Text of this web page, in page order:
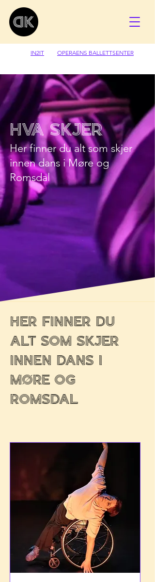
OPERAENS BALLETTSENTER
IN2IT
hva skjer
Her finner du alt som skjer
innen dans i Møre og
Romsdal
Her finner du
alt som skjer
innen dans i
Møre og
Romsdal